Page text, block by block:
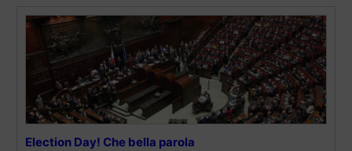
Election Day! Che bella parola